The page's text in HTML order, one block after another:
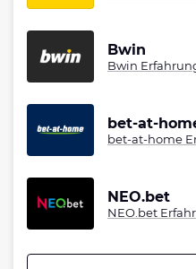
Bwin
Bwin
bet-at-
bet-at-home
NEO.bet
NEO.bet